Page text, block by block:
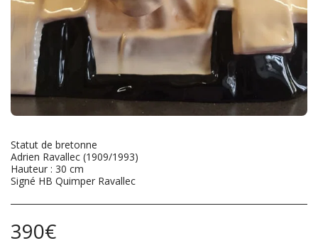
Statut de bretonne
Adrien Ravallec (1909/1993)
Hauteur : 30 cm
Signé HB Quimper Ravallec
390€